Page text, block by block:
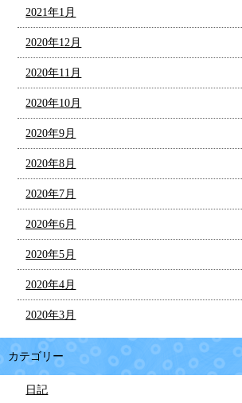
2021年1月
2020年12月
2020年11月
2020年10月
2020年9月
2020年8月
2020年7月
2020年6月
2020年5月
2020年4月
2020年3月
カテゴリー
日記